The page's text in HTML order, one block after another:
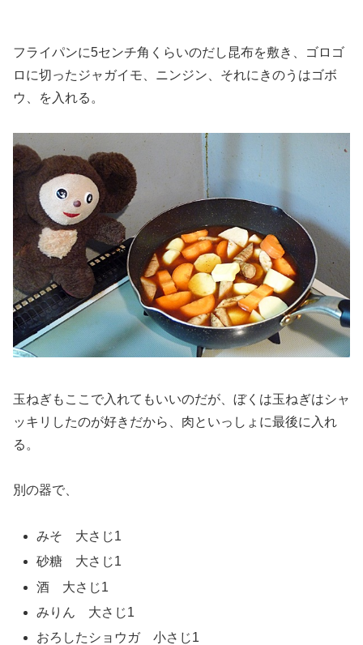
フライパンに5センチ角くらいのだし昆布を敷き、ゴロゴ
ロに切ったジャガイモ、ニンジン、それにきのうはゴボ
ウ、を入れる。
玉ねぎもここで入れてもいいのだが、ぼくは玉ねぎはシャ
ッキリしたのが好きだから、肉といっしょに最後に入れ
る。
別の器で、
みそ 大さじ1
砂糖 大さじ1
酒 大さじ1
みりん 大さじ1
おろしたショウガ 小さじ1